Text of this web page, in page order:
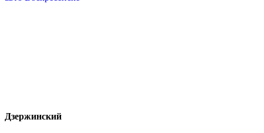
Дзержинский